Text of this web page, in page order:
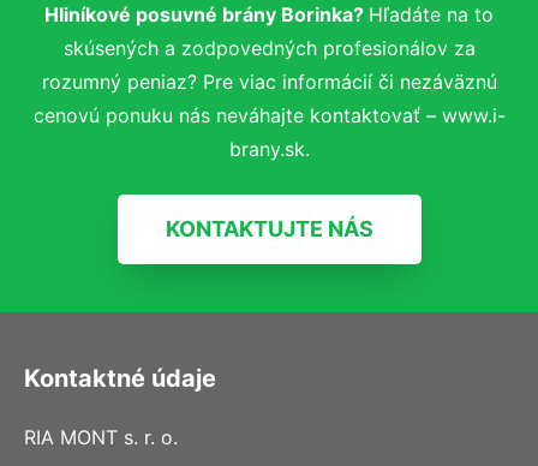
Hliníkové posuvné brány Borinka? Hľadáte na to
skúsených a zodpovedných profesionálov za
rozumný peniaz? Pre viac informácií či nezáväznú
cenovú ponuku nás neváhajte kontaktovať – www.i-
brany.sk.
KONTAKTUJTE NÁS
Kontaktné údaje
RIA MONT s. r. o.